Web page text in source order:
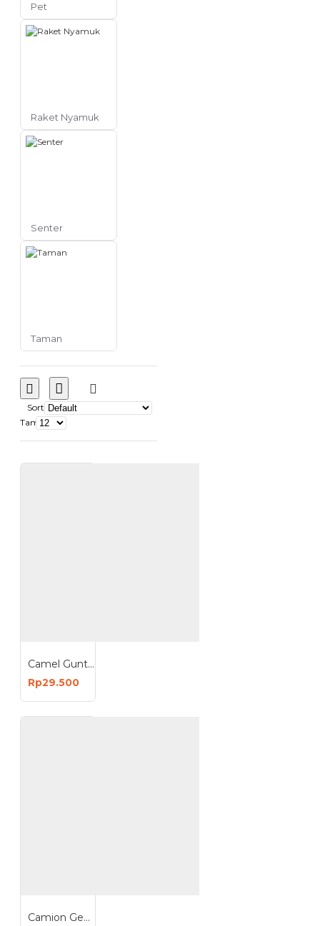
Pet
Raket Nyamuk
Senter
Taman
Sort
Tampilkan:
Camel Gunting Dahan Seng - Gunting Serbaguna - Gunting Korea
Rp29.500
Camion Gembok 50mm Leher Panjang Padlock 50 mm